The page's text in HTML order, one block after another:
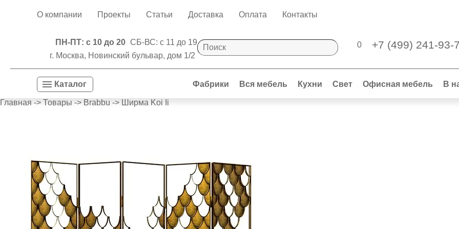
О компании Проекты Статьи Доставка Оплата Контакты
ПН-ПТ: с 10 до 20 СБ-ВС: с 11 до 19
г. Москва, Новинский бульвар, дом 1/2
0 +7 (499) 241-93-
Фабрики Вся мебель Кухни Свет Офисная мебель В
Каталог
Главная -> Товары -> Brabbu -> Ширма Koi Ii